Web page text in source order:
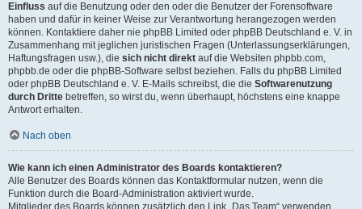
Einfluss auf die Benutzung oder den oder die Benutzer der Forensoftware
haben und dafür in keiner Weise zur Verantwortung herangezogen werden
können. Kontaktiere daher nie phpBB Limited oder phpBB Deutschland e. V. in
Zusammenhang mit jeglichen juristischen Fragen (Unterlassungserklärungen,
Haftungsfragen usw.), die sich nicht direkt auf die Websiten phpbb.com,
phpbb.de oder die phpBB-Software selbst beziehen. Falls du phpBB Limited
oder phpBB Deutschland e. V. E-Mails schreibst, die die Softwarenutzung
durch Dritte betreffen, so wirst du, wenn überhaupt, höchstens eine knappe
Antwort erhalten.
Nach oben
Wie kann ich einen Administrator des Boards kontaktieren?
Alle Benutzer des Boards können das Kontaktformular nutzen, wenn die
Funktion durch die Board-Administration aktiviert wurde.
Mitglieder des Boards können zusätzlich den Link „Das Team“ verwenden.